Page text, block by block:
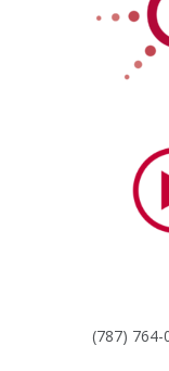
(787) 764-